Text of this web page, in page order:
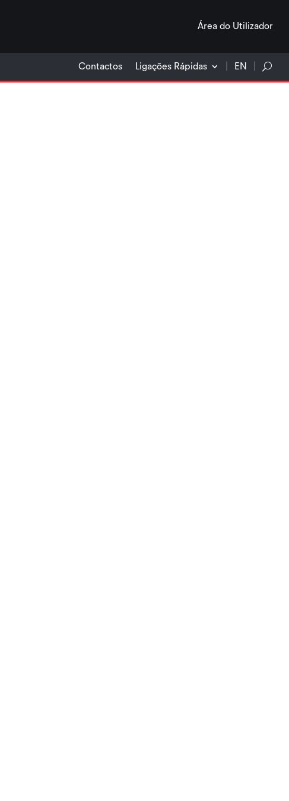
Área do Utilizador
Contactos Ligações Rápidas EN